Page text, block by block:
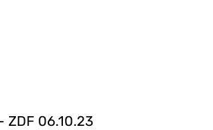
ZDF 06.10.23